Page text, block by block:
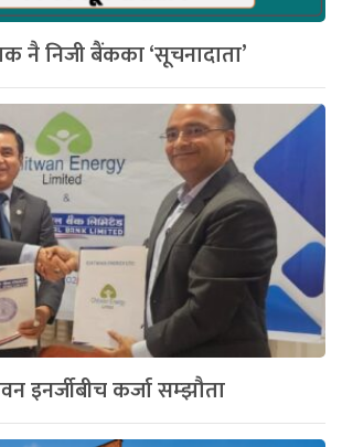
नै निजी बैंकका ‘सूचनादाता’
इनर्जीबीच कर्जा सम्झौता